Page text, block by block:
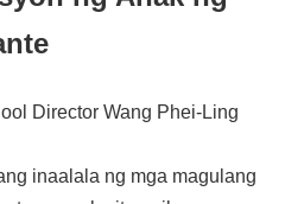
Director Wang Phei-Ling
inaalala ng mga magulang